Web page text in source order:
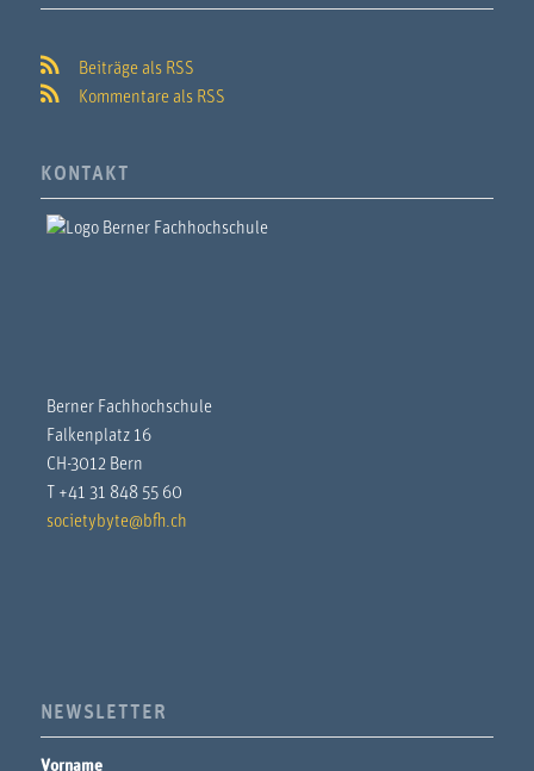
Beiträge als RSS
Kommentare als RSS
KONTAKT
Berner Fachhochschule
Falkenplatz 16
CH-3012 Bern
T +41 31 848 55 60
societybyte@bfh.ch
NEWSLETTER
Vorname